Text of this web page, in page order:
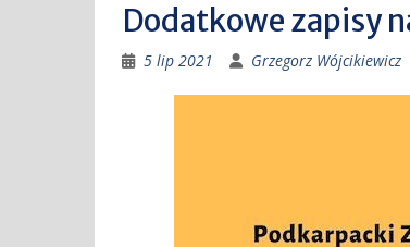
Dodatkowe zapisy
5 lip 2021 Grzegorz Wójcikiewicz